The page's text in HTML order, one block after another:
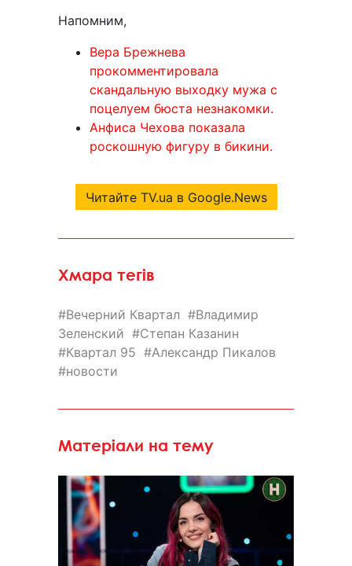
Напомним,
Вера Брежнева
прокомментировала
скандальную выходку мужа с
поцелуем бюста незнакомки.
Анфиса Чехова показала
роскошную фигуру в бикини.
Читайте TV.ua в Google.News
Хмара тегів
Вечерний Квартал
Владимир
Зеленский
Степан Казанин
Квартал 95
Александр Пикалов
новости
Матеріали на тему